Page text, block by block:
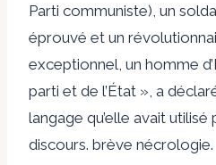
Parti communiste), un
éprouvé et un
exceptionnel, un homme
parti et de l’État », a
langage qu’elle avait
discours. brève nécrologie.